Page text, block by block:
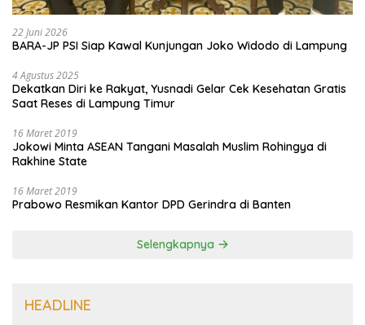
22 Juni 2026
BARA-JP PSI Siap Kawal Kunjungan Joko Widodo di Lampung
4 Agustus 2025
Dekatkan Diri ke Rakyat, Yusnadi Gelar Cek Kesehatan Gratis
Saat Reses di Lampung Timur
16 Maret 2019
Jokowi Minta ASEAN Tangani Masalah Muslim Rohingya di
Rakhine State
16 Maret 2019
Prabowo Resmikan Kantor DPD Gerindra di Banten
Selengkapnya
HEADLINE